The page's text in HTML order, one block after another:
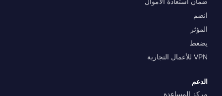
انضم
المؤثر
يضعط
VPN للأعمال التجارية
الدعم
مركز المساعدة